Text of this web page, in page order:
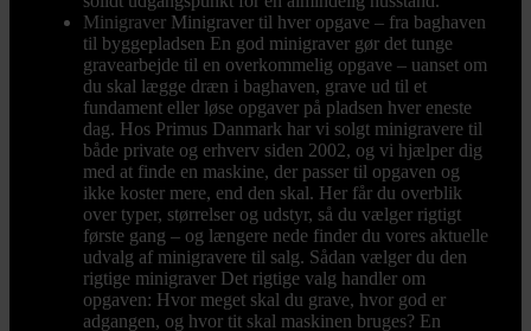
Minigraver Minigraver til hver opgave – fra baghaven
til byggepladsen En god minigraver gør det tunge
gravearbejde til en overkommelig opgave – uanset om
du skal lægge dræn i baghaven, grave ud til et
fundament eller løse opgaver på pladsen hver eneste
dag. Hos Primus Danmark har vi solgt minigravere til
både private og erhverv siden 2002, og vi hjælper dig
med at finde en maskine, der passer til opgaven og
ikke koster mere, end den skal. Her får du overblik
over typer, størrelser og udstyr, så du vælger rigtigt
første gang – og længere nede finder du vores aktuelle
udvalg af minigravere til salg. Sådan vælger du den
rigtige minigraver Det rigtige valg handler om
opgaven: Hvor meget skal du grave, hvor god er
adgangen, og hvor tit skal maskinen bruges? En